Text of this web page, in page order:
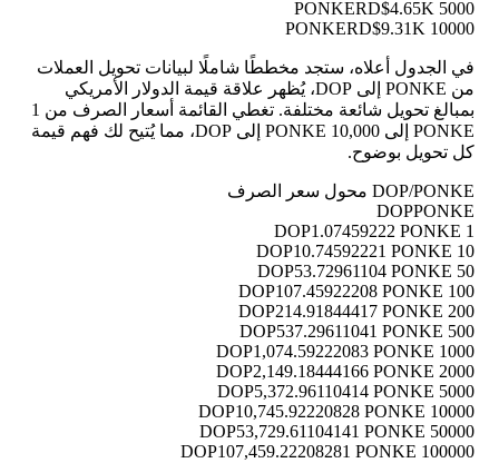
5000 PONKE
RD$4.65K
10000 PONKE
RD$9.31K
في الجدول أعلاه، ستجد مخططًا شاملًا لبيانات تحويل العملات
من PONKE إلى DOP، يُظهر علاقة قيمة الدولار الأمريكي
بمبالغ تحويل شائعة مختلفة. تغطي القائمة أسعار الصرف من 1
PONKE إلى 10,000 PONKE إلى DOP، مما يُتيح لك فهم قيمة
كل تحويل بوضوح.
DOP/PONKE محول سعر الصرف
DOPPONKE
1 DOP
1.07459222 PONKE
10 DOP
10.74592221 PONKE
50 DOP
53.72961104 PONKE
100 DOP
107.45922208 PONKE
200 DOP
214.91844417 PONKE
500 DOP
537.29611041 PONKE
1000 DOP
1,074.59222083 PONKE
2000 DOP
2,149.18444166 PONKE
5000 DOP
5,372.96110414 PONKE
10000 DOP
10,745.92220828 PONKE
50000 DOP
53,729.61104141 PONKE
100000 DOP
107,459.22208281 PONKE